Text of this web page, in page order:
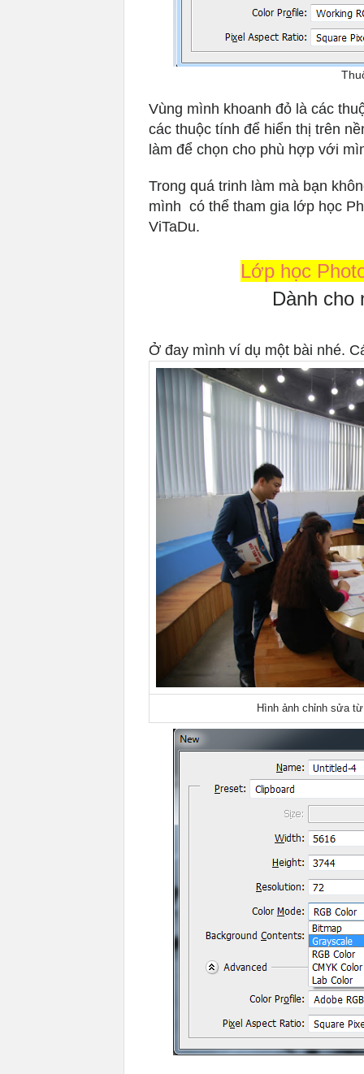
Vùng mình khoanh đỏ là các
các thuộc tính để hiển thị trên
làm để chọn cho phù hợp với
Trong quá trinh làm mà bạn
mình có thể tham gia lớp học
ViTaDu.
Lớp học
Dành
Ở đay mình ví dụ một bài nhé.
Hình ảnh chỉnh sửa